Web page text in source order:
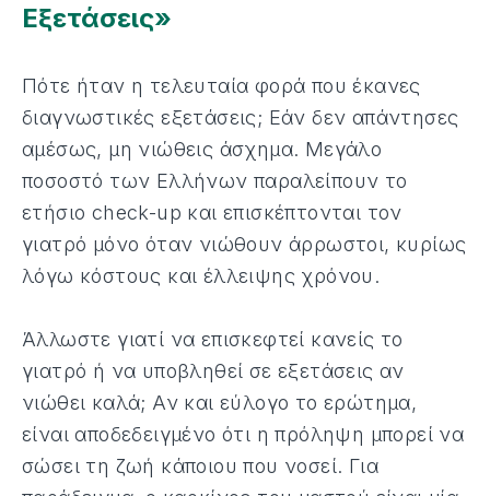
Εξετάσεις»
Πότε ήταν η τελευταία φορά που έκανες
διαγνωστικές εξετάσεις; Εάν δεν απάντησες
αμέσως, μη νιώθεις άσχημα. Μεγάλο
ποσοστό των Ελλήνων παραλείπουν το
ετήσιο check-up και επισκέπτονται τον
γιατρό μόνο όταν νιώθουν άρρωστοι, κυρίως
λόγω κόστους και έλλειψης χρόνου.
Άλλωστε γιατί να επισκεφτεί κανείς το
γιατρό ή να υποβληθεί σε εξετάσεις αν
νιώθει καλά; Αν και εύλογο το ερώτημα,
είναι αποδεδειγμένο ότι η πρόληψη μπορεί να
σώσει τη ζωή κάποιου που νοσεί. Για